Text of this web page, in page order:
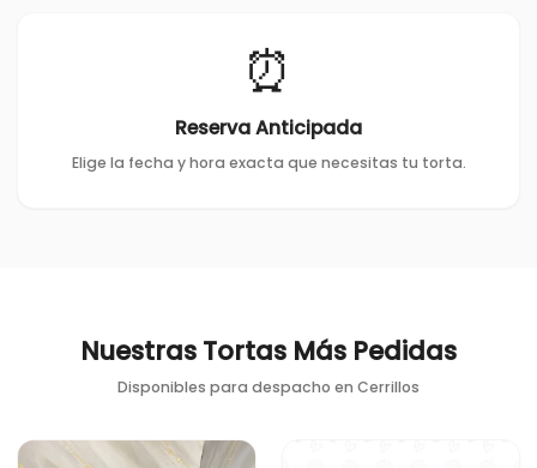
⏰
Reserva Anticipada
Elige la fecha y hora exacta que necesitas tu torta.
Nuestras Tortas Más Pedidas
Disponibles para despacho en Cerrillos